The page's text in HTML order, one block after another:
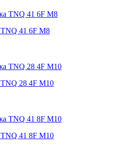
41 6F M8
28 4F M10
41 8F M10